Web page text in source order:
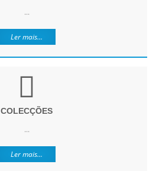
...
Ler mais...
COLECÇÕES
...
Ler mais...